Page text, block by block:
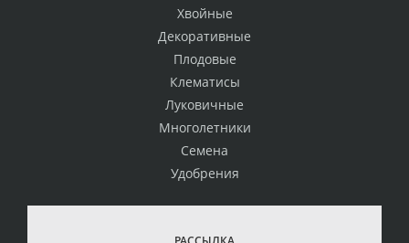
Хвойные
Декоративные
Плодовые
Клематисы
Луковичные
Многолетники
Семена
Удобрения